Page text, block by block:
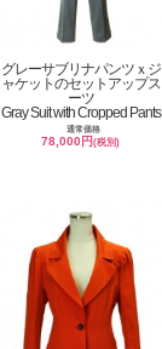
グレーサブリナパンツｘジ
ャケットのセットアップス
ーツ
Gray Suit with Cropped Pants
通常価格
78,000円(税別)